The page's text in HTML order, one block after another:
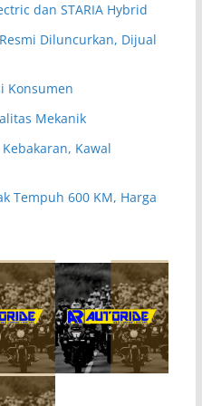
dan STARIA Hybrid
Diluncurkan, Dijual
Konsumen
Mekanik
Kawal
Tempuh 600 KM, Harga